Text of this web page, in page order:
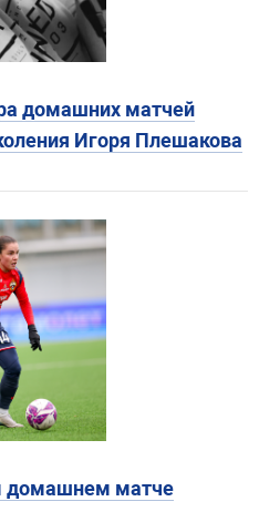
домашних матчей
Игоря Плешакова
домашнем матче